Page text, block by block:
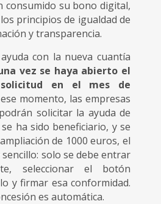
consumido su bono digital,
principios de igualdad de
y transparencia.
con la nueva cuantía
vez se haya abierto el
en el mes de
momento, las empresas
solicitar la ayuda de
ha sido beneficiario, y se
de 1000 euros, el
solo se debe entrar
seleccionar el botón
y firmar esa conformidad.
es automática.